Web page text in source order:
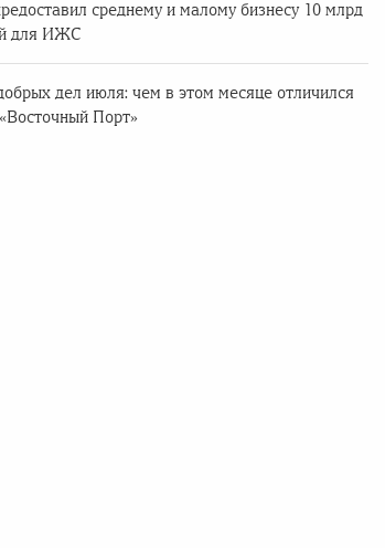
среднему и малому бизнесу 10 млрд
для ИЖС
дел июля: чем в этом месяце отличился
Порт»